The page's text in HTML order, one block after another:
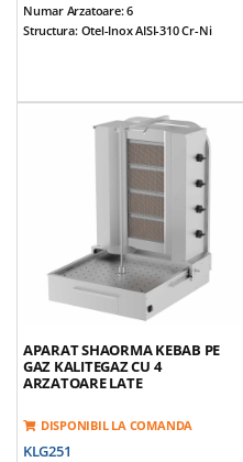
Numar Arzatoare: 6
Structura: Otel-Inox AISI-310 Cr-Ni
Suprafata Mai Mare De Gatire
Motor Reversibil, Amplasat In Partea
Tava Sustinere Carne Reglabila
Echipat Cu Valva De Siguranta Gaz
Greutate Echipamente: 74 Kg
*Accesorii Incluse: Aripioare Si Tava
APARAT SHAORMA KEBAB PE
GAZ KALITEGAZ CU 4
ARZATOARE LATE
DISPONIBIL LA COMANDA
KLG251